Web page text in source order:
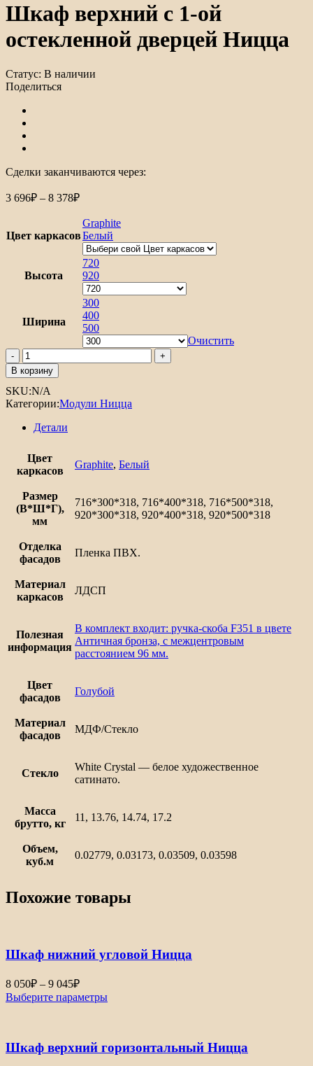
Шкаф верхний с 1-ой
остекленной дверцей Ницца
Статус: В наличии
Поделиться
Сделки заканчиваются через:
3 696₽ – 8 378₽Диапазон
3
696₽
8
378₽
Цвет каркасов
Graphite
Белый
Высота
720
920
Ширина
300
400
500
Очистить
Количество
товара
Шкаф
верхний
с
ой
дверцей
Ницца
В корзину
SKU:N/A
Категории:Модули Ницца
Детали
Цвет
каркасов
Graphite, Белый
Размер
(В*Ш*Г),
мм
716*300*318, 716*400*318, 716*500*318,
920*300*318, 920*400*318, 920*500*318
Отделка
фасадов
Пленка ПВХ.
Материал
каркасов
ЛДСП
Полезная
информация
В комплект входит: ручка-скоба F351 в цвете
Античная бронза, с межцентровым
расстоянием 96 мм.
Цвет
фасадов
Голубой
Материал
фасадов
МДФ/Стекло
Стекло
White Сrystal — белое художественное
сатинато.
Масса
брутто, кг
11, 13.76, 14.74, 17.2
Объем,
куб.м
0.02779, 0.03173, 0.03509, 0.03598
Похожие товары
Шкаф нижний угловой Ницца
8 050₽ – 9 045₽Диапазон
цен:
8
9
Выберите параметры
Шкаф верхний горизонтальный Ницца